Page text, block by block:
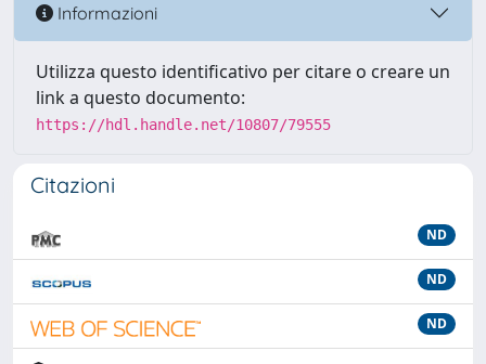
Informazioni
Utilizza questo identificativo per citare o creare un
link a questo documento:
https://hdl.handle.net/10807/79555
Citazioni
ND
ND
ND